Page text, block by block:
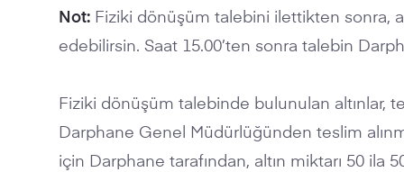
Not: Fiziki dönüşüm talebini ilettikten sonra,
edebilirsin. Saat 15.00’ten sonra talebin
Fiziki dönüşüm talebinde bulunulan altınlar,
Darphane Genel Müdürlüğünden teslim
için Darphane tarafından, altın miktarı 50 ila